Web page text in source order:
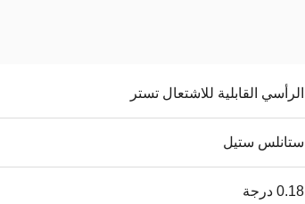
الرأسي القابلية للاشتعال تستر
ستانلس ستيل
0.18 درجة